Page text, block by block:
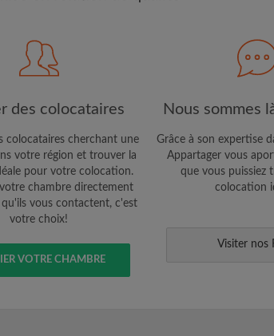
CRÉER PROFIL
jour du compte par e-mail
des colocataires
colocataires cherchant une
votre région et trouver la
pour votre colocation.
chambre directement
vous contactent, c'est
votre choix!
VOTRE CHAMBRE
Nous sommes
Grâce à son expertise
Appartager vous
que vous puissiez
colocation
Visiter nos